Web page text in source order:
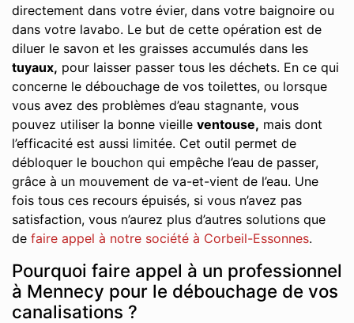
directement dans votre évier, dans votre baignoire ou
dans votre lavabo. Le but de cette opération est de
diluer le savon et les graisses accumulés dans les
tuyaux, pour laisser passer tous les déchets. En ce qui
concerne le débouchage de vos toilettes, ou lorsque
vous avez des problèmes d’eau stagnante, vous
pouvez utiliser la bonne vieille ventouse, mais dont
l’efficacité est aussi limitée. Cet outil permet de
débloquer le bouchon qui empêche l’eau de passer,
grâce à un mouvement de va-et-vient de l’eau. Une
fois tous ces recours épuisés, si vous n’avez pas
satisfaction, vous n’aurez plus d’autres solutions que
de faire appel à notre société à Corbeil-Essonnes.
Pourquoi faire appel à un professionnel
à Mennecy pour le débouchage de vos
canalisations ?